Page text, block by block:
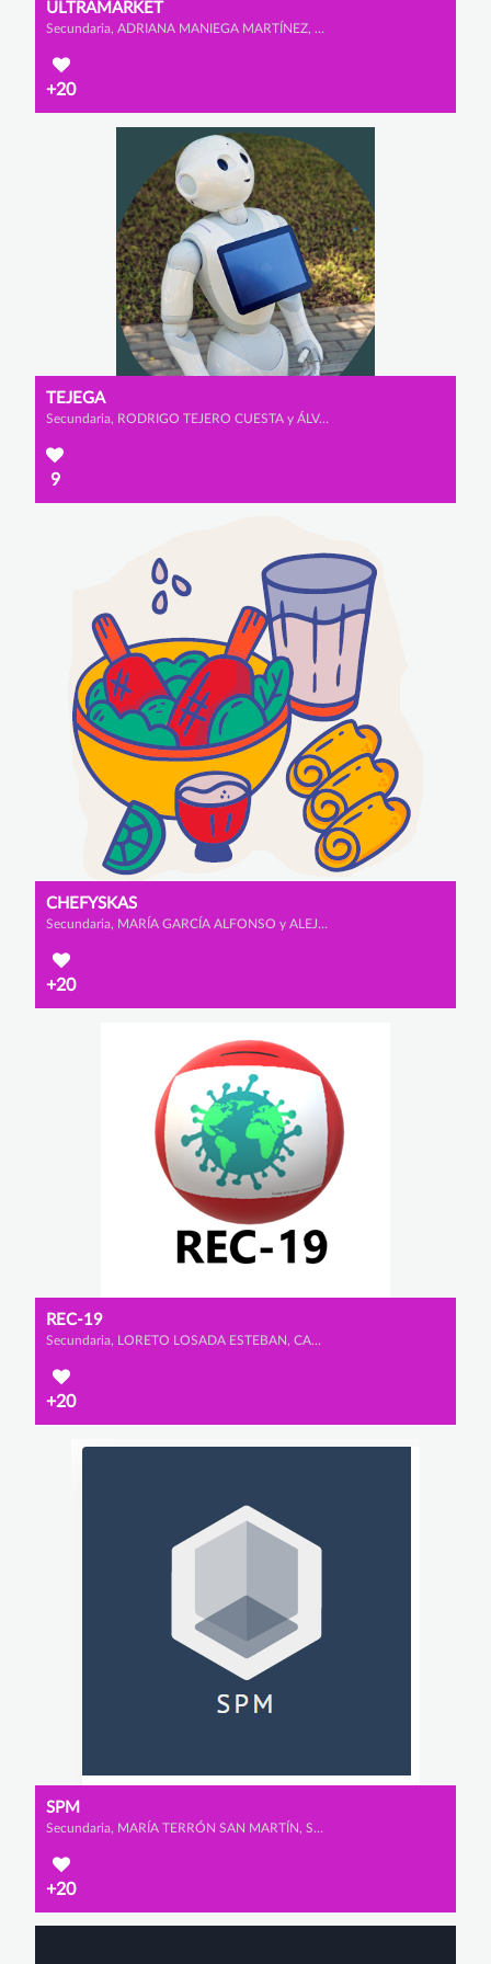
ULTRAMARKET
Secundaria, ADRIANA MANIEGA MARTÍNEZ, CARLOTA MORENO PRADO y IRENE MUÑOZ ROMERO
+20
TEJEGA
Secundaria, RODRIGO TEJERO CUESTA y ÁLVARO ORTEGA FERNÁNDEZ
9
CHEFYSKAS
Secundaria, MARÍA GARCÍA ALFONSO y ALEJANDRA ZURDO GUTIÉRREZ
+20
REC-19
Secundaria, LORETO LOSADA ESTEBAN, CANDELA RODRÍGUEZ ESTEBAN y LUCÍA VELÁZQUEZ BAENA
+20
SPM
Secundaria, MARÍA TERRÓN SAN MARTÍN, SARA SAAD MARTÍN y PATRICIA RUIZ DEL PORTAL RODRÍGUEZ
+20